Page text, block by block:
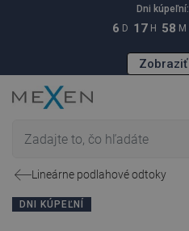
Dni kúpeľní:
6 D 17 H 58 M
Zobraziť
Lineárne podlahové odtoky
DNI KÚPEĽNÍ